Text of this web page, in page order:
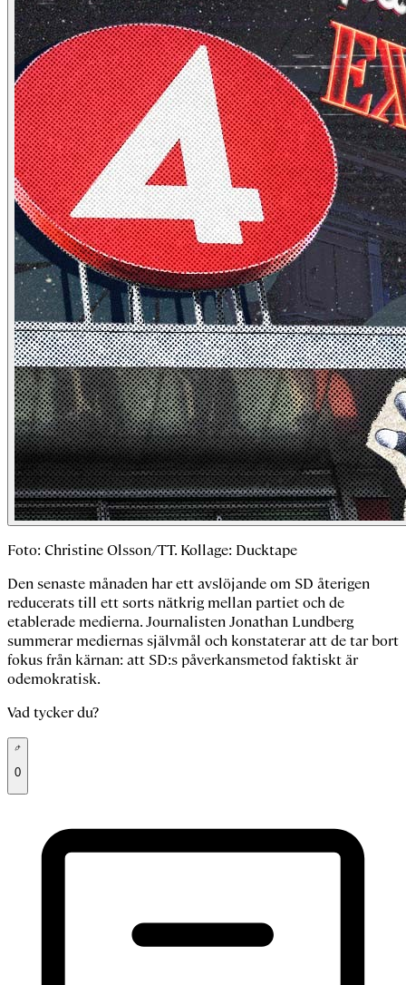
Foto: Christine Olsson/TT. Kollage: Ducktape
Den senaste månaden har ett avslöjande om SD återigen
reducerats till ett sorts nätkrig mellan partiet och de
etablerade medierna. Journalisten Jonathan Lundberg
summerar mediernas självmål och konstaterar att de tar bort
fokus från kärnan: att SD:s påverkansmetod faktiskt är
odemokratisk.
Vad tycker du?
0